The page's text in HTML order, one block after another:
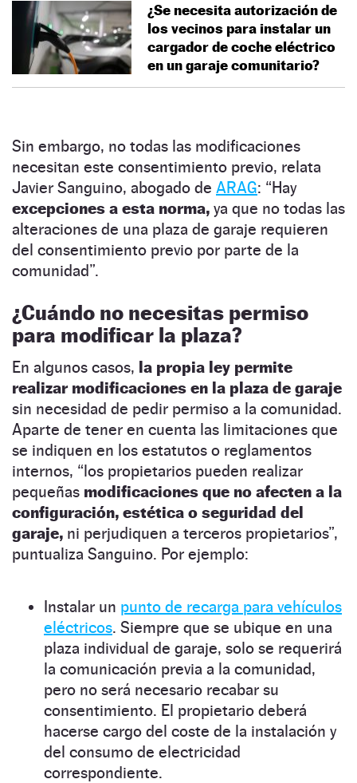
¿Se necesita autorización de
los vecinos para instalar un
cargador de coche eléctrico
en un garaje comunitario?
Sin embargo, no todas las modificaciones
necesitan este consentimiento previo, relata
Javier Sanguino, abogado de ARAG: “Hay
excepciones a esta norma, ya que no todas las
alteraciones de una plaza de garaje requieren
del consentimiento previo por parte de la
comunidad”.
¿Cuándo no necesitas permiso
para modificar la plaza?
En algunos casos, la propia ley permite
realizar modificaciones en la plaza de garaje
sin necesidad de pedir permiso a la comunidad.
Aparte de tener en cuenta las limitaciones que
se indiquen en los estatutos o reglamentos
internos, “los propietarios pueden realizar
pequeñas modificaciones que no afecten a la
configuración, estética o seguridad del
garaje, ni perjudiquen a terceros propietarios”,
puntualiza Sanguino. Por ejemplo:
Instalar un punto de recarga para vehículos
eléctricos. Siempre que se ubique en una
plaza individual de garaje, solo se requerirá
la comunicación previa a la comunidad,
pero no será necesario recabar su
consentimiento. El propietario deberá
hacerse cargo del coste de la instalación y
del consumo de electricidad
correspondiente.